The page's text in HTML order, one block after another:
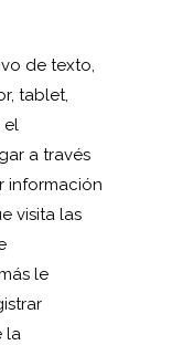
de texto,
tablet,
el
a través
información
visita las
le
la